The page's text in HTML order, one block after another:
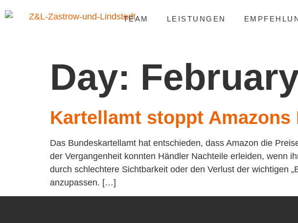
TEAM LEISTUNGEN
Day:
Kartellamt stoppt
Das Bundeskartellamt hat entschieden, dass Amazon die
der Vergangenheit konnten Händler Nachteile erleiden, wenn
durch schlechtere Sichtbarkeit oder den Verlust der wichtigen
anzupassen. […]